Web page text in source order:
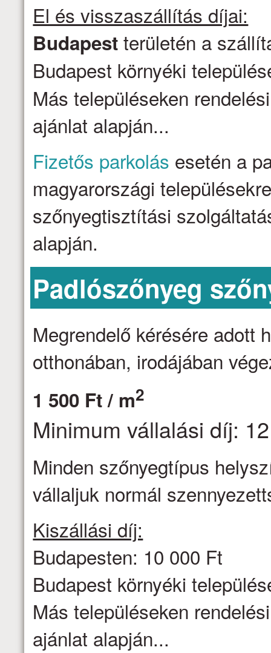
El és visszaszállítás díjai:
Budapest területén a
Budapest környéki
Más településeken
ajánlat alapján...
Fizetős parkolás esetén a
magyarországi
szőnyegtisztítási
alapján.
Padlószőnyeg
Megrendelő kérésére adott
otthonában, irodájában
1 500 Ft / m2
Minimum vállalási díj:
Minden szőnyegtípus
vállaljuk normál
Kiszállási díj:
Budapesten: 10 000 Ft
Budapest környéki
Más településeken
ajánlat alapján...